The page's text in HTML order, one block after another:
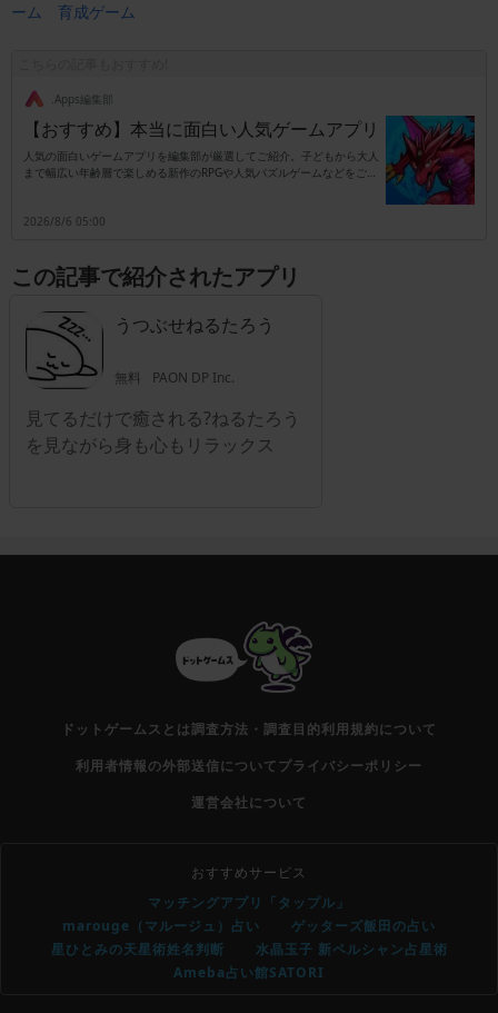
ーム
育成ゲーム
.Apps編集部
【おすすめ】本当に面白い人気ゲームアプリ
人気の面白いゲームアプリを編集部が厳選してご紹介。子どもから大人
まで幅広い年齢層で楽しめる新作のRPGや人気パズルゲームなどをご紹
2026/8/6 05:00
この記事で紹介されたアプリ
うつぶせねるたろう
無料 PAON DP Inc.
見てるだけで癒される?ねるたろう
を見ながら身も心もリラックス
ドットゲームスとは調査方法・調査目的利用規約について
利用者情報の外部送信についてプライバシーポリシー
運営会社について
おすすめサービス
マッチングアプリ「タップル」
marouge（マルージュ）占い
ゲッターズ飯田の占い
星ひとみの天星術姓名判断
水晶玉子 新ペルシャン占星術
Ameba占い館SATORI